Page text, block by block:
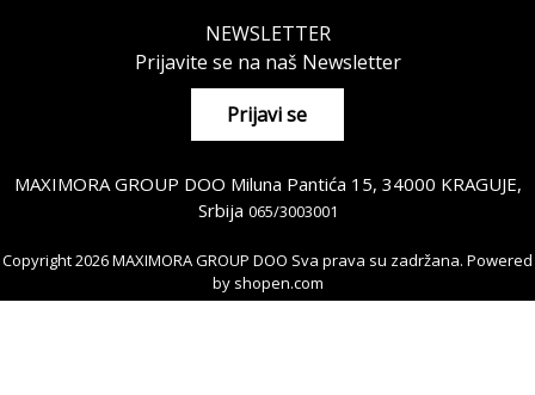
NEWSLETTER
Prijavite se na naš Newsletter
MAXIMORA GROUP DOO Miluna Pantića 15, 34000 KRAGUJE,
Srbija 065/3003001
Copyright 2026 MAXIMORA GROUP DOO Sva prava su zadržana. Powered
by shopen.com